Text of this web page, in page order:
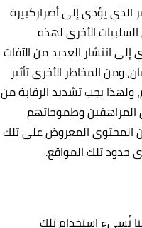
الذي يؤدي إلى أضراركبيرة
الأخرى لهذه
إلى انتشار العديد من الآفات
ومن المخاطر الأخرى تأثير
يجب تشديد الرقابة من
المراهقين وطموحاتهم
المحتوى المعروض على تلك
تلك المواقع.
نُسيء استخدام تلك